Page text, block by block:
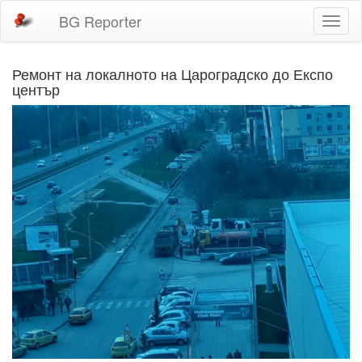
BG Reporter
Ремонт на локалното на Цароградско до Експо
център